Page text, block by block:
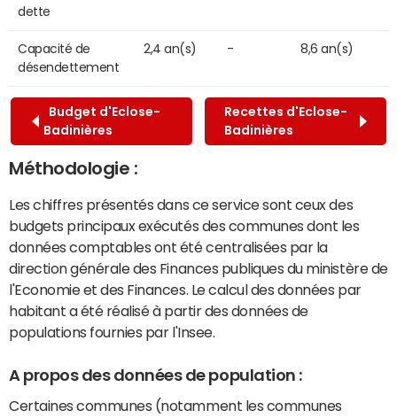
dette
Capacité de
désendettement
2,4 an(s) - 8,6 an(s)
Budget d'Eclose-
Badinières
Recettes d'Eclose-
Badinières
Méthodologie :
Les chiffres présentés dans ce service sont ceux des
budgets principaux exécutés des communes dont les
données comptables ont été centralisées par la
direction générale des Finances publiques du ministère de
l'Economie et des Finances. Le calcul des données par
habitant a été réalisé à partir des données de
populations fournies par l'Insee.
A propos des données de population :
Certaines communes (notamment les communes